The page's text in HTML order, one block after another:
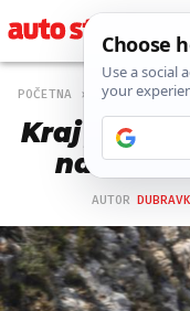
POČETNA NOVOSTI
Kraj jedne
naručiti:
AUTOR